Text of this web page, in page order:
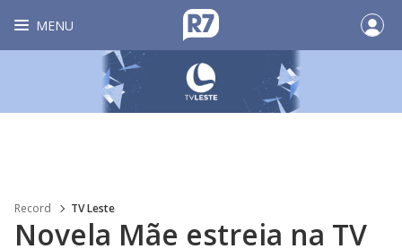
MENU
Record TV Leste
Novela Mãe estreia na TV